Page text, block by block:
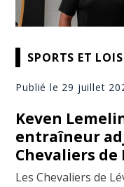
SPORTS ET
Publié le 29 juillet
Keven
entraîneur
Chevaliers de
Les Chevaliers de